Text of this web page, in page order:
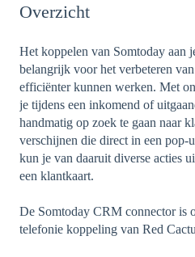
Overzicht
Het koppelen van Somtoday aan
belangrijk voor het verbeteren
efficiënter kunnen werken. Met
je tijdens een inkomend of
handmatig op zoek te gaan naar
verschijnen die direct in een pop-
kun je van daaruit diverse acties
een klantkaart.
De Somtoday CRM connector is
telefonie koppeling van Red